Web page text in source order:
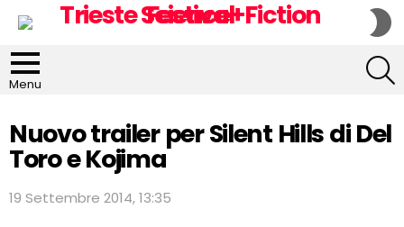
Menu
Nuovo trailer per Silent Hills di Del
Toro e Kojima
19 Settembre 2014, 13:35